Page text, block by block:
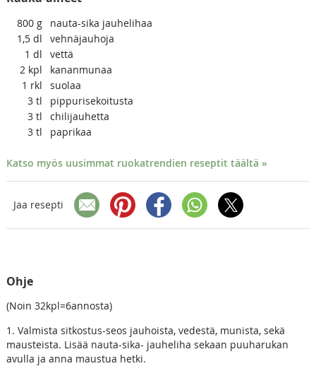
800 g
nauta-sika jauhelihaa
1,5 dl
vehnäjauhoja
1 dl
vettä
2 kpl
kananmunaa
1 rkl
suolaa
3 tl
pippurisekoitusta
3 tl
chilijauhetta
3 tl paprikaa
Katso myös uusimmat ruokatrendien reseptit täältä »
Jaa resepti
Ohje
(Noin 32kpl=6annosta)
1. Valmista sitkostus-seos jauhoista, vedestä, munista, sekä
mausteista. Lisää nauta-sika- jauheliha sekaan puuharukan
avulla ja anna maustua hetki.